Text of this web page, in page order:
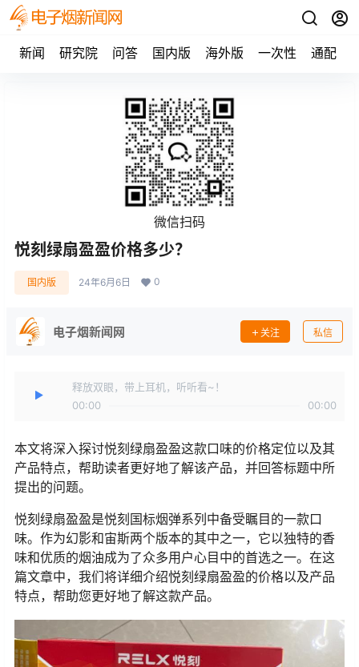
新闻 研究院 问答 国内版 海外版 一次性 通配
微信扫码
悦刻绿扇盈盈价格多少？
国内版 24年6月6日 0
电子烟新闻网 关注 私信
释放双眼，带上耳机，听听看~！
00:00
00:00
本文将深入探讨悦刻绿扇盈盈这款口味的价格定位以及其
产品特点，帮助读者更好地了解该产品，并回答标题中所
提出的问题。
悦刻绿扇盈盈是悦刻国标烟弹系列中备受瞩目的一款口
味。作为幻影和宙斯两个版本的其中之一，它以独特的香
味和优质的烟油成为了众多用户心目中的首选之一。在这
篇文章中，我们将详细介绍悦刻绿扇盈盈的价格以及产品
特点，帮助您更好地了解这款产品。